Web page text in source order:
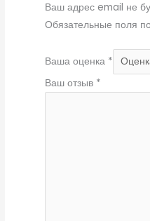
Ваш адрес email не
Обязательные поля
Ваша оценка *
Ваш отзыв *